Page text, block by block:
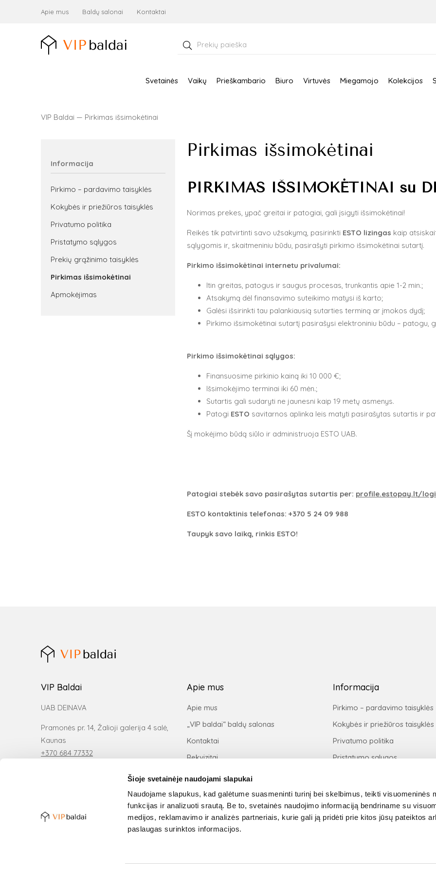
Šioje svetainėje naudojami slapukai
Naudojame slapukus, kad galėtume suasmeninti turinį bei skelbimus, teikti visuomeninės
funkcijas ir analizuoti srautą. Be to, svetainės naudojimo informaciją bendriname su
medijos, reklamavimo ir analizės partneriais, kurie gali ją pridėti prie kitos jūsų pateiktos
paslaugas surinktos informacijos.
Apie mus Baldų salonai Kontaktai
Ieškoti:
Svetainės Vaikų Prieškambario Biuro Virtuvės Miegamojo Kolekcijos
VIP Baldai — Pirkimas išsimokėtinai
Informacija
Pirkimo – pardavimo taisyklės
Kokybės ir priežiūros taisyklės
Privatumo politika
Pristatymo sąlygos
Prekių grąžinimo taisyklės
Pirkimas išsimokėtinai
Apmokėjimas
Pirkimas išsimokėtinai
PIRKIMAS IŠSIMOKĖTINAI su
Norimas prekes, ypač greitai ir patogiai, gali įsigyti išsimokėtinai!
Reikės tik patvirtinti savo užsakymą, pasirinkti ESTO lizingas kaip
sąlygomis ir, skaitmeniniu būdu, pasirašyti pirkimo išsimokėtinai sutartį.
Pirkimo išsimokėtinai internetu privalumai:
Itin greitas, patogus ir saugus procesas, trunkantis apie 1-2 min.;
Atsakymą dėl finansavimo suteikimo matysi iš karto;
Galėsi išsirinkti tau palankiausią sutarties terminą ar įmokos dydį;
Pirkimo išsimokėtinai sutartį pasirašysi elektroniniu būdu – patogu,
Pirkimo išsimokėtinai sąlygos:
Finansuosime pirkinio kainą iki 10 000 €;
Išsimokėjimo terminai iki 60 mėn.;
Sutartis gali sudaryti ne jaunesni kaip 19 metų asmenys.
Patogi ESTO savitarnos aplinka leis matyti pasirašytas sutartis ir
Šį mokėjimo būdą siūlo ir administruoja ESTO UAB.
Patogiai stebėk savo pasirašytas sutartis per: profile.estopay.lt/
ESTO kontaktinis telefonas: +370 5 24 09 988
Taupyk savo laiką, rinkis ESTO!
VIP Baldai
UAB DEINAVA
Pramonės pr. 14, Žalioji galerija 4 salė,
Kaunas
+370 684 77332
Apie mus
Apie mus
„VIP baldai“ baldų salonas
Kontaktai
Rekvizitai
Informacija
Pirkimo – pardavimo taisyklės
Kokybės ir priežiūros taisyklės
Privatumo politika
Pristatymo sąlygos
Pirkimas išsimokėtinai
Apmokėjimas